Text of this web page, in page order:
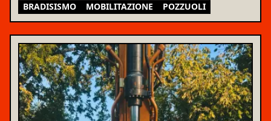
BRADISISMO MOBILITAZIONE POZZUOLI